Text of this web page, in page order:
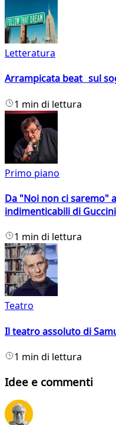
Letteratura
Arrampicata beat sul
1 min di lettura
Primo piano
Da "Noi non ci saremo"
indimenticabili di Guccini
1 min di lettura
Teatro
Il teatro assoluto di
1 min di lettura
Idee e commenti